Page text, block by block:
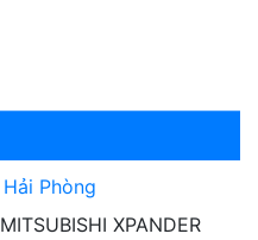
MITSUBISHI XPANDER